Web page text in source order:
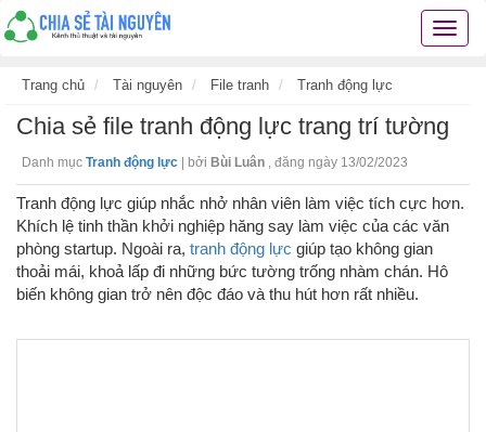
Chia
kiến
thức
sống
các
thủ
hay
Trang chủ Tài nguyên File tranh Tranh động lực
Chia sẻ file tranh động lực trang trí tường
Danh mục Tranh động lực bởi Bùi Luân , đăng ngày 13/02/2023
Tranh động lực giúp nhắc nhở nhân viên làm việc tích cực hơn.
Khích lệ tinh thần khởi nghiệp hăng say làm việc của các văn
phòng startup. Ngoài ra, tranh động lực giúp tạo không gian
thoải mái, khoả lấp đi những bức tường trống nhàm chán. Hô
biến không gian trở nên độc đáo và thu hút hơn rất nhiều.